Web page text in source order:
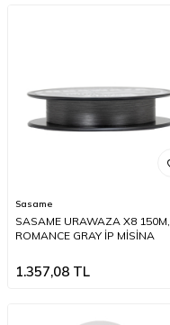
Sasame
SASAME URAWAZA X8 150M,
ROMANCE GRAY İP MİSİNA
1.357,08 TL